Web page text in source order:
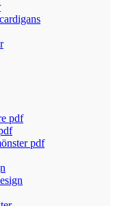
pdf
pdf